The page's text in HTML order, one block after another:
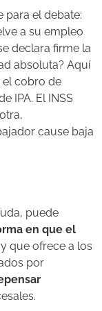
para el debate:
a su empleo
declara firme la
absoluta? Aquí
el cobro de
IPA. El INSS
cause baja
puede
en que el
y que ofrece a los
por